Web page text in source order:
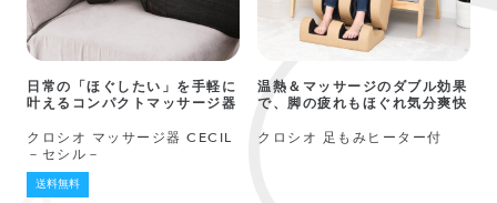
日常の「ほぐしたい」を手軽に
叶えるコンパクトマッサージ器
クロシオ マッサージ器 CECIL
－セシル－
送料無料
温熱＆マッサージのダブル効果
で、脚の疲れもほぐれ気分爽快
クロシオ 足もみヒーター付